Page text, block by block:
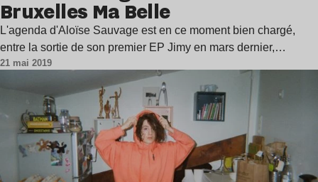
Bruxelles Ma Belle
L'agenda d'Aloïse Sauvage est en ce moment bien chargé,
entre la sortie de son premier EP Jimy en mars dernier,…
21 mai 2019